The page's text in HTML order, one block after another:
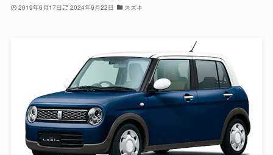
2019年6月17日 2024年9月22日 スズキ